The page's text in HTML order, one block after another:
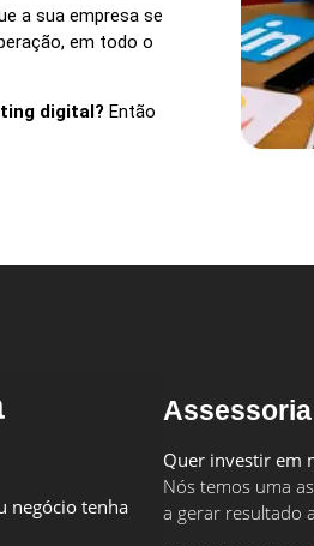
a sua empresa se
em todo o
digital? Então
negócio tenha
Quer investir em
Nós temos uma
a gerar resultado